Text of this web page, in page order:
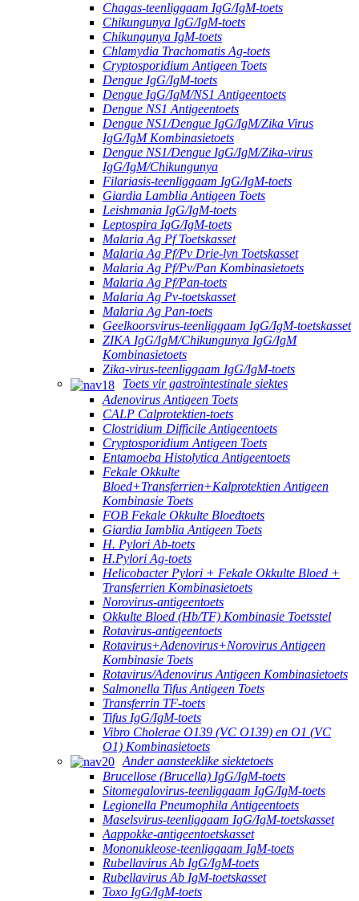
Chagas-teenliggaam IgG/IgM-toets
Chikungunya IgG/IgM-toets
Chikungunya IgM-toets
Chlamydia Trachomatis Ag-toets
Cryptosporidium Antigeen Toets
Dengue IgG/IgM-toets
Dengue IgG/IgM/NS1 Antigeentoets
Dengue NS1 Antigeentoets
Dengue NS1/Dengue IgG/IgM/Zika Virus
IgG/IgM Kombinasietoets
Dengue NS1/Dengue IgG/IgM/Zika-virus
IgG/IgM/Chikungunya
Filariasis-teenliggaam IgG/IgM-toets
Giardia Lamblia Antigeen Toets
Leishmania IgG/IgM-toets
Leptospira IgG/IgM-toets
Malaria Ag Pf Toetskasset
Malaria Ag Pf/Pv Drie-lyn Toetskasset
Malaria Ag Pf/Pv/Pan Kombinasietoets
Malaria Ag Pf/Pan-toets
Malaria Ag Pv-toetskasset
Malaria Ag Pan-toets
Geelkoorsvirus-teenliggaam IgG/IgM-toetskasset
ZIKA IgG/IgM/Chikungunya IgG/IgM
Kombinasietoets
Zika-virus-teenliggaam IgG/IgM-toets
Toets vir gastroïntestinale siektes
Adenovirus Antigeen Toets
CALP Calprotektien-toets
Clostridium Difficile Antigeentoets
Cryptosporidium Antigeen Toets
Entamoeba Histolytica Antigeentoets
Fekale Okkulte
Bloed+Transferrien+Kalprotektien Antigeen
Kombinasie Toets
FOB Fekale Okkulte Bloedtoets
Giardia Iamblia Antigeen Toets
H. Pylori Ab-toets
H.Pylori Ag-toets
Helicobacter Pylori + Fekale Okkulte Bloed +
Transferrien Kombinasietoets
Norovirus-antigeentoets
Okkulte Bloed (Hb/TF) Kombinasie Toetsstel
Rotavirus-antigeentoets
Rotavirus+Adenovirus+Norovirus Antigeen
Kombinasie Toets
Rotavirus/Adenovirus Antigeen Kombinasietoets
Salmonella Tifus Antigeen Toets
Transferrin TF-toets
Tifus IgG/IgM-toets
Vibro Cholerae O139 (VC O139) en O1 (VC
O1) Kombinasietoets
Ander aansteeklike siektetoets
Brucellose (Brucella) IgG/IgM-toets
Sitomegalovirus-teenliggaam IgG/IgM-toets
Legionella Pneumophila Antigeentoets
Maselsvirus-teenliggaam IgG/IgM-toetskasset
Aappokke-antigeentoetskasset
Mononukleose-teenliggaam IgM-toets
Rubellavirus Ab IgG/IgM-toets
Rubellavirus Ab IgM-toetskasset
Toxo IgG/IgM-toets